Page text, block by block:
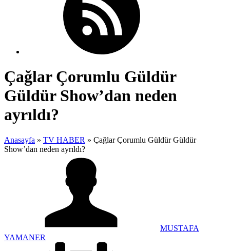
Çağlar Çorumlu Güldür
Güldür Show’dan neden
ayrıldı?
Anasayfa » TV HABER » Çağlar Çorumlu Güldür Güldür
Show’dan neden ayrıldı?
MUSTAFA
YAMANER